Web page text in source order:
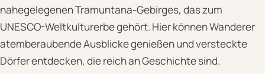
nahegelegenen Tramuntana-Gebirges, das zum
UNESCO-Weltkulturerbe gehört. Hier können Wanderer
atemberaubende Ausblicke genießen und versteckte
Dörfer entdecken, die reich an Geschichte sind.